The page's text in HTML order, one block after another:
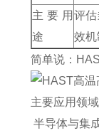
主要用
途
评
效机
简单说：
主要应用领域
半导体与集